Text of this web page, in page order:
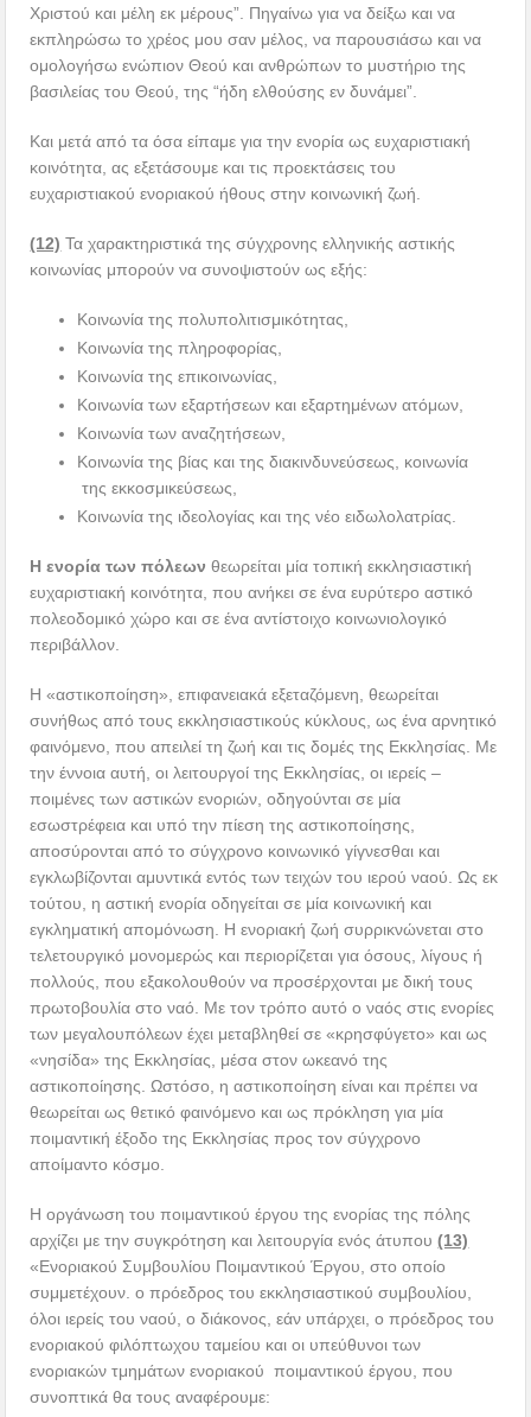
Χριστού και μέλη εκ μέρους”. Πηγαίνω για να δείξω και να
εκπληρώσω το χρέος μου σαν μέλος, να παρουσιάσω και να
ομολογήσω ενώπιον Θεού και ανθρώπων το μυστήριο της
βασιλείας του Θεού, της “ήδη ελθούσης εν δυνάμει”.
Και μετά από τα όσα είπαμε για την ενορία ως ευχαριστιακή
κοινότητα, ας εξετάσουμε και τις προεκτάσεις του
ευχαριστιακού ενοριακού ήθους στην κοινωνική ζωή.
(12) Τα χαρακτηριστικά της σύγχρονης ελληνικής αστικής
κοινωνίας μπορούν να συνοψιστούν ως εξής:
Κοινωνία της πολυπολιτισμικότητας,
Κοινωνία της πληροφορίας,
Κοινωνία της επικοινωνίας,
Κοινωνία των εξαρτήσεων και εξαρτημένων ατόμων,
Κοινωνία των αναζητήσεων,
Κοινωνία της βίας και της διακινδυνεύσεως, κοινωνία
της εκκοσμικεύσεως,
Κοινωνία της ιδεολογίας και της νέο ειδωλολατρίας.
Η ενορία των πόλεων θεωρείται μία τοπική εκκλησιαστική
ευχαριστιακή κοινότητα, που ανήκει σε ένα ευρύτερο αστικό
πολεοδομικό χώρο και σε ένα αντίστοιχο κοινωνιολογικό
περιβάλλον.
Η «αστικοποίηση», επιφανειακά εξεταζόμενη, θεωρείται
συνήθως από τους εκκλησιαστικούς κύκλους, ως ένα αρνητικό
φαινόμενο, που απειλεί τη ζωή και τις δομές της Εκκλησίας. Με
την έννοια αυτή, οι λειτουργοί της Εκκλησίας, οι ιερείς –
ποιμένες των αστικών ενοριών, οδηγούνται σε μία
εσωστρέφεια και υπό την πίεση της αστικοποίησης,
αποσύρονται από το σύγχρονο κοινωνικό γίγνεσθαι και
εγκλωβίζονται αμυντικά εντός των τειχών του ιερού ναού. Ως εκ
τούτου, η αστική ενορία οδηγείται σε μία κοινωνική και
εγκληματική απομόνωση. Η ενοριακή ζωή συρρικνώνεται στο
τελετουργικό μονομερώς και περιορίζεται για όσους, λίγους ή
πολλούς, που εξακολουθούν να προσέρχονται με δική τους
πρωτοβουλία στο ναό. Με τον τρόπο αυτό ο ναός στις ενορίες
των μεγαλουπόλεων έχει μεταβληθεί σε «κρησφύγετο» και ως
«νησίδα» της Εκκλησίας, μέσα στον ωκεανό της
αστικοποίησης. Ωστόσο, η αστικοποίηση είναι και πρέπει να
θεωρείται ως θετικό φαινόμενο και ως πρόκληση για μία
ποιμαντική έξοδο της Εκκλησίας προς τον σύγχρονο
αποίμαντο κόσμο.
Η οργάνωση του ποιμαντικού έργου της ενορίας της πόλης
αρχίζει με την συγκρότηση και λειτουργία ενός άτυπου(13)
«Ενοριακού Συμβουλίου Ποιμαντικού Έργου, στο οποίο
συμμετέχουν. ο πρόεδρος του εκκλησιαστικού συμβουλίου,
όλοι ιερείς του ναού, ο διάκονος, εάν υπάρχει, ο πρόεδρος του
ενοριακού φιλόπτωχου ταμείου και οι υπεύθυνοι των
ενοριακών τμημάτων ενοριακού ποιμαντικού έργου, που
συνοπτικά θα τους αναφέρουμε: